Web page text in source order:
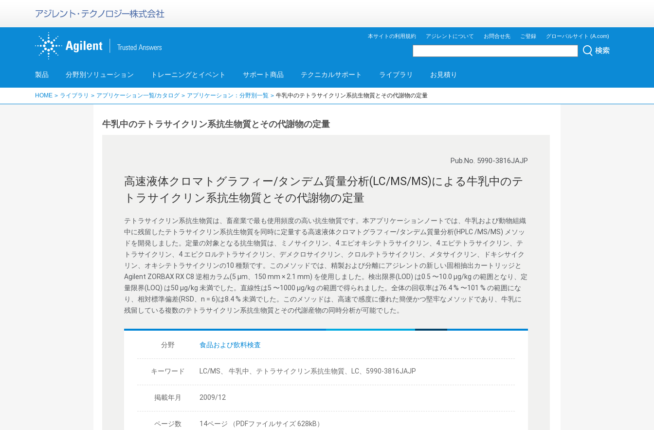
本サイトの利用規約 アジレントについて お問合せ先 ご登録 グローバルサイト (A.com)
製品 分野別ソリューション トレーニングとイベント サポート商品 テクニカルサポート ライブラリ お見積り
HOME ライブラリ アプリケーション一覧/カタログ アプリケーション：分野別一覧 牛乳中のテトラサイクリン系抗生物質とその代謝物の定量
牛乳中のテトラサイクリン系抗生物質とその代謝物の定量
Pub.No. 5990-3816JAJP
高速液体クロマトグラフィー/タンデム質量分析(LC/MS/MS)による牛乳中のテ
トラサイクリン系抗生物質とその代謝物の定量
テトラサイクリン系抗生物質は、畜産業で最も使用頻度の高い抗生物質です。本アプリケーションノートでは、牛乳および動物組織
中に残留したテトラサイクリン系抗生物質を同時に定量する高速液体クロマトグラフィー/タンデム質量分析(HPLC /MS/MS) メソッ
ドを開発しました。定量の対象となる抗生物質は、ミノサイクリン、4 エピオキシテトラサイクリン、4 エピテトラサイクリン、テ
トラサイクリン、4 エピクロルテトラサイクリン、デメクロサイクリン、クロルテトラサイクリン、メタサイクリン、ドキシサイク
リン、オキシテトラサイクリンの10 種類です。このメソッドでは、精製および分離にアジレントの新しい固相抽出カートリッジと
Agilent ZORBAX RX C8 逆相カラム(5 µm、150 mm × 2.1 mm) を使用しました。検出限界(LOD) は0.5 〜10.0 µg/kg の範囲となり、定
量限界(LOQ) は50 µg/kg 未満でした。直線性は5 〜1000 µg/kg の範囲で得られました。全体の回収率は76.4 % 〜101 % の範囲にな
り、相対標準偏差(RSD、n = 6)は8.4 % 未満でした。このメソッドは、高速で感度に優れた簡便かつ堅牢なメソッドであり、牛乳に
残留している複数のテトラサイクリン系抗生物質とその代謝産物の同時分析が可能でした。
分野 食品および飲料検査
キーワード LC/MS、 牛乳中、テトラサイクリン系抗生物質、LC、5990-3816JAJP
掲載年月 2009/12
ページ数 14ページ （PDFファイルサイズ 628kB）